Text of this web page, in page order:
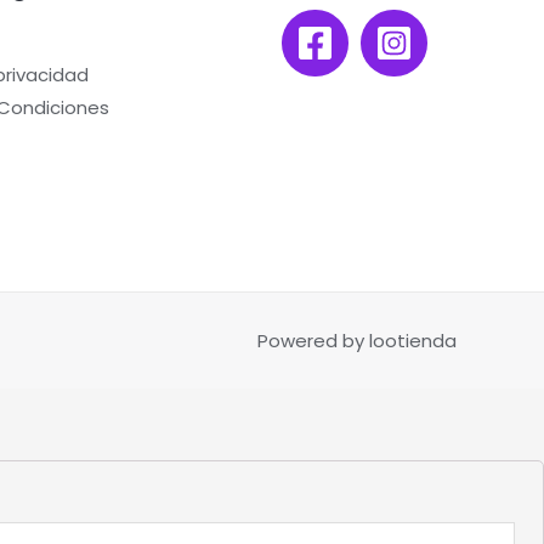
Powered by lootienda